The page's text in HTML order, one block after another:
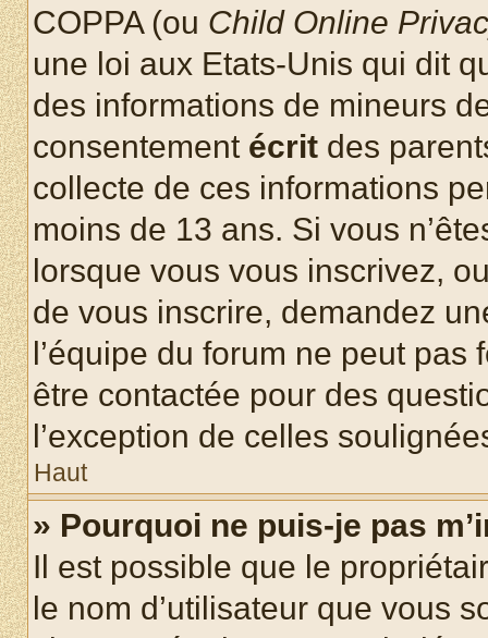
COPPA (ou Child Online
une loi aux Etats-Unis qui dit
des informations de mineurs
consentement écrit des
collecte de ces informations
moins de 13 ans. Si vous
lorsque vous vous inscrivez,
de vous inscrire, demandez
l’équipe du forum ne peut
être contactée pour des
l’exception de celles
Haut
» Pourquoi ne puis-je pas
Il est possible que le
le nom d’utilisateur que vous